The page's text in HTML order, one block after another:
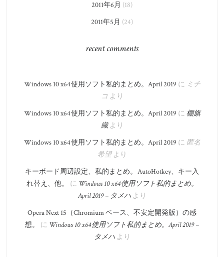
2011年6月 (18)
2011年5月 (24)
recent comments
Windows 10 x64 使用ソフト私的まとめ。​April 2019 に ミチ
コ より
Windows 10 x64 使用ソフト私的まとめ。​April 2019 に 棚旗
織より
Windows 10 x64 使用ソフト私的まとめ。​April 2019 に 匿名
希望より
キーボード周辺設定、私的まとめ。 AutoHotkey、キー入
れ替え、他。
に Windows 10 x64 使用ソフト私的まとめ。​
April 2019 – タメハより
Opera Next 15（Chromium ベース、不安定開発版）の感
想。
に Windows 10 x64 使用ソフト私的まとめ。​April 2019 –
タメハより